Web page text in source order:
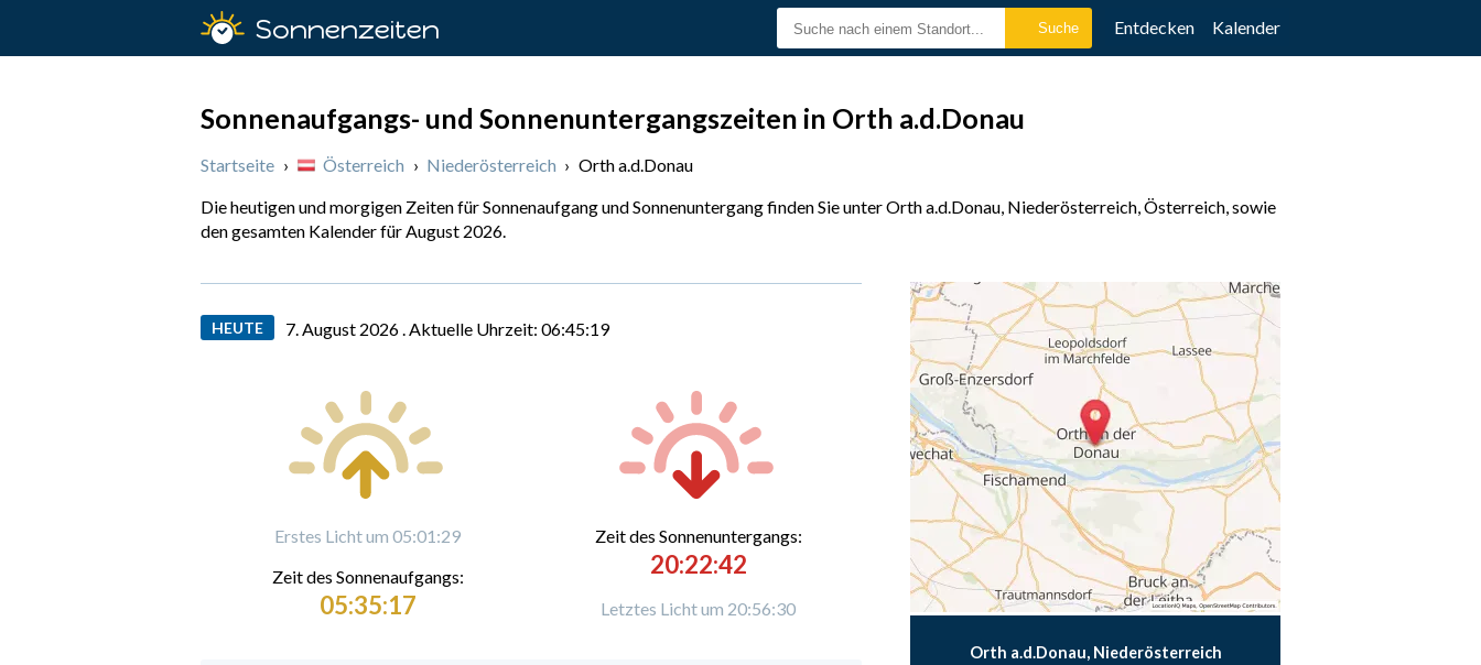
Sonnenzeiten Entdecken Kalender
Sonnenaufgangs- und Sonnenuntergangszeiten in Orth a.d.Donau
Startseite › Österreich › Niederösterreich › Orth a.d.Donau
Die heutigen und morgigen Zeiten für Sonnenaufgang und Sonnenuntergang finden Sie unter Orth a.d.Donau, Niederösterreich, Österreich, sowie
den gesamten Kalender für August 2026.
HEUTE 7. August 2026 . Aktuelle Uhrzeit: 06:45:20
Erstes Licht um 05:01:29
Zeit des Sonnenaufgangs:
05:35:17
Zeit des Sonnenuntergangs:
20:22:42
Letztes Licht um 20:56:30
Orth a.d.Donau, Niederösterreich